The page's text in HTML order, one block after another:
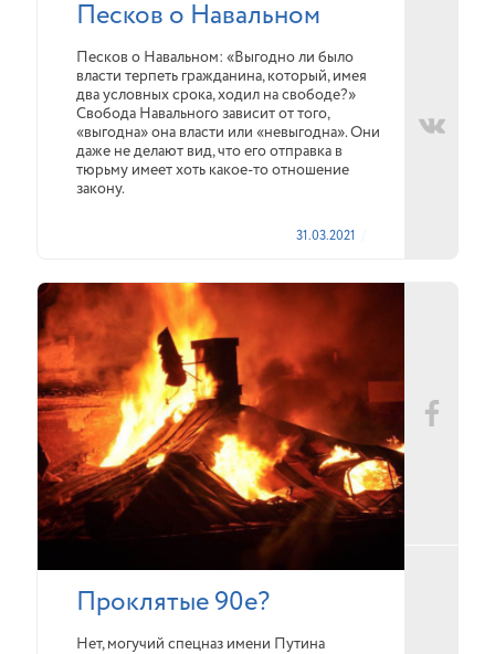
Песков о Навальном
Песков о Навальном: «Выгодно ли было
власти терпеть гражданина, который, имея
два условных срока, ходил на свободе?»
Свобода Навального зависит от того,
«выгодна» она власти или «невыгодна». Они
даже не делают вид, что его отправка в
тюрьму имеет хоть какое-то отношение
закону.
31.03.2021
Проклятые 90е?
Нет, могучий спецназ имени Путина